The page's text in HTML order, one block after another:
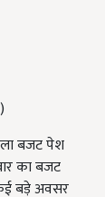
बजट पेश
का बजट
बड़े अवसर